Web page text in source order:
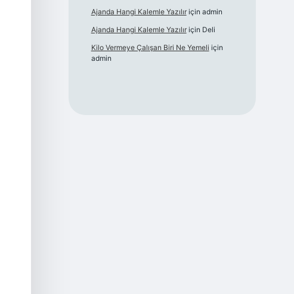
Ajanda Hangi Kalemle Yazılıriçin admin
Ajanda Hangi Kalemle Yazılıriçin Deli
Kilo Vermeye Çalışan Biri Ne Yemeli için
admin